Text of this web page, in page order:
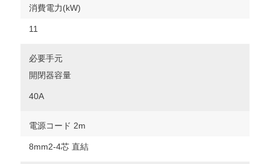
消費電力(kW)
11
必要手元
開閉器容量
40A
電源コード 2m
8mm2-4芯 直結